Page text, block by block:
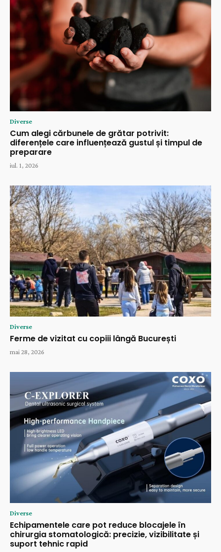
Diverse
Cum alegi cărbunele de grătar potrivit:
diferențele care influențează gustul și timpul de
preparare
iul. 1, 2026
Diverse
Ferme de vizitat cu copiii lângă București
mai 28, 2026
Diverse
Echipamentele care pot reduce blocajele în
chirurgia stomatologică: precizie, vizibilitate și
suport tehnic rapid